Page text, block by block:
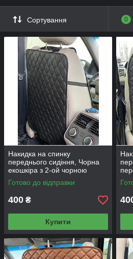
Сортування 0
Накидка на спинку
переднього сидіння, Чорна
екошкіра з 2-ой чорною
ниткою
Готово до відправки
400 ₴
Купити